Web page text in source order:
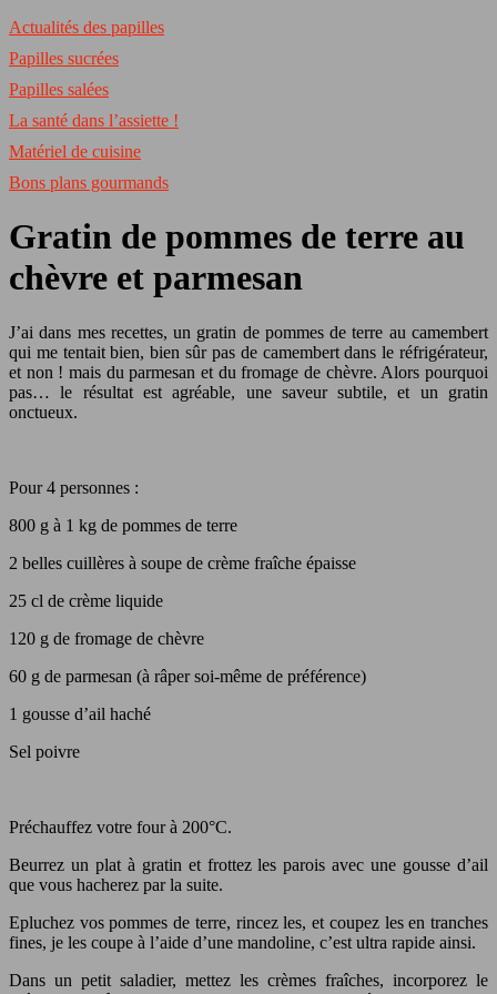
Actualités des papilles
Papilles sucrées
Papilles salées
La santé dans l’assiette !
Matériel de cuisine
Bons plans gourmands
Gratin de pommes de terre au
chèvre et parmesan
J’ai dans mes recettes, un gratin de pommes de terre au camembert
qui me tentait bien, bien sûr pas de camembert dans le réfrigérateur,
et non ! mais du parmesan et du fromage de chèvre. Alors pourquoi
pas… le résultat est agréable, une saveur subtile, et un gratin
onctueux.
Pour 4 personnes :
800 g à 1 kg de pommes de terre
2 belles cuillères à soupe de crème fraîche épaisse
25 cl de crème liquide
120 g de fromage de chèvre
60 g de parmesan (à râper soi-même de préférence)
1 gousse d’ail haché
Sel poivre
Préchauffez votre four à 200°C.
Beurrez un plat à gratin et frottez les parois avec une gousse d’ail
que vous hacherez par la suite.
Epluchez vos pommes de terre, rincez les, et coupez les en tranches
fines, je les coupe à l’aide d’une mandoline, c’est ultra rapide ainsi.
Dans un petit saladier, mettez les crèmes fraîches, incorporez le